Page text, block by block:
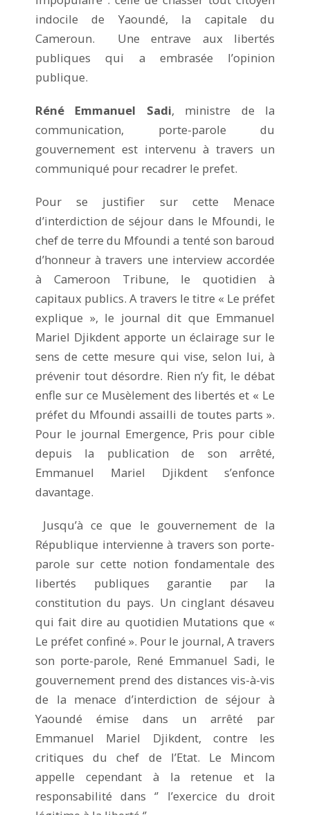
indocile de Yaoundé, la capitale du
Cameroun. Une entrave aux libertés
publiques qui a embrasée l’opinion
publique.
Réné Emmanuel Sadi, ministre de la
communication, porte-parole du
gouvernement est intervenu à travers un
communiqué pour recadrer le prefet.
Pour se justifier sur cette Menace
d’interdiction de séjour dans le Mfoundi, le
chef de terre du Mfoundi a tenté son baroud
d’honneur à travers une interview accordée
à Cameroon Tribune, le quotidien à
capitaux publics. A travers le titre « Le préfet
explique », le journal dit que Emmanuel
Mariel Djikdent apporte un éclairage sur le
sens de cette mesure qui vise, selon lui, à
prévenir tout désordre. Rien n’y fit, le débat
enfle sur ce Musèlement des libertés et « Le
préfet du Mfoundi assailli de toutes parts ».
Pour le journal Emergence, Pris pour cible
depuis la publication de son arrêté,
Emmanuel Mariel Djikdent s’enfonce
davantage.
Jusqu’à ce que le gouvernement de la
République intervienne à travers son porte-
parole sur cette notion fondamentale des
libertés publiques garantie par la
constitution du pays. Un cinglant désaveu
qui fait dire au quotidien Mutations que «
Le préfet confiné ». Pour le journal, A travers
son porte-parole, René Emmanuel Sadi, le
gouvernement prend des distances vis-à-vis
de la menace d’interdiction de séjour à
Yaoundé émise dans un arrêté par
Emmanuel Mariel Djikdent, contre les
critiques du chef de l’Etat. Le Mincom
appelle cependant à la retenue et la
responsabilité dans ‘’ l’exercice du droit